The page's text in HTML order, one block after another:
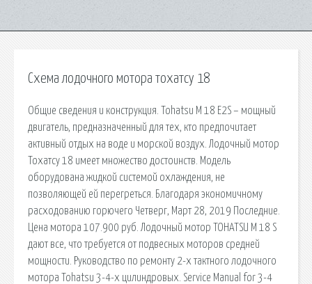
Схема лодочного мотора тохатсу 18
Общие сведения и конструкция. Tohatsu M 18 E2S – мощный
двигатель, предназначенный для тех, кто предпочитает
активный отдых на воде и морской воздух. Лодочный мотор
Тохатсу 18 имеет множество достоинств. Модель
оборудована жидкой системой охлаждения, не
позволяющей ей перегреться. Благодаря экономичному
расходованию горючего Четверг, Март 28, 2019 Последние.
Цена мотора 107.900 руб. Лодочный мотор TOHATSU M 18 S
дают все, что требуется от подвесных моторов средней
мощности. Руководство по ремонту 2-х тактного лодочного
мотора Tohatsu 3-4-х цилиндровых. Service Manual for 3-4